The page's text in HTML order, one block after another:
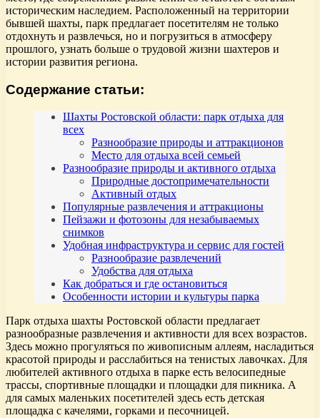
историческим наследием. Расположенный на территории
бывшей шахты, парк предлагает посетителям не только
отдохнуть и развлечься, но и погрузиться в атмосферу
прошлого, узнать больше о трудовой жизни шахтеров и
истории развития региона.
Содержание статьи:
Шахты Ростовской области: парк отдыха для
всех
Разнообразие природы и аттракционов
Место для отдыха всей семьей
Разнообразие природы и активного отдыха
Природные достопримечательности
Активный отдых
Популярные развлечения и аттракционы
Пейзажи и фотозоны для незабываемых
снимков
Удобная инфраструктура и сервис для гостей
Разнообразие развлечений
Удобства для отдыха
Как добраться и где остановиться
Особенности истории и культуры парка
Парк отдыха шахты Ростовской области предлагает
разнообразные развлечения и активности для всех возрастов.
Здесь можно прогуляться по живописным аллеям, насладиться
красотой природы и расслабиться на тенистых лавочках. Для
любителей активного отдыха в парке есть велосипедные
трассы, спортивные площадки и площадки для пикника. А
для самых маленьких посетителей здесь есть детская
площадка с качелями, горками и песочницей.